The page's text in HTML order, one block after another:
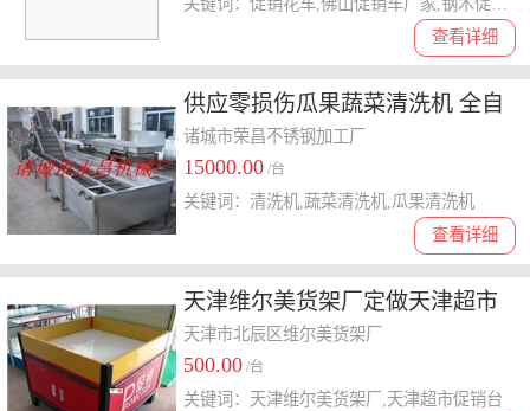
查看详细
供应零损伤瓜果蔬菜清洗机 全自
动海货清洗设备
诸城市荣昌不锈钢加工厂
15000.00 /台
查看详细
关键词：清洗机,蔬菜清洗机,瓜果清洗机
天津维尔美货架厂定做天津超市
促销台欢迎订购
天津市北辰区维尔美货架厂
500.00 /台
关键词：天津维尔美货架厂,天津超市促销台